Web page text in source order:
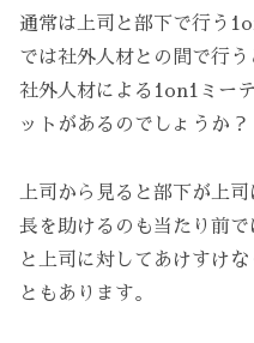
通常は上司と部下で行う
では社外人材との間で行う
社外人材による1on1ミー
ットがあるのでしょうか？
上司から見ると部下が上
長を助けるのも当たり前
と上司に対してあけすけ
ともあります。